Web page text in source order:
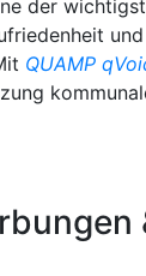
der
QUAMP